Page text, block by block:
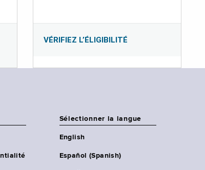
VÉRIFIEZ L’ÉLIGIBILITÉ
Sélectionner la langue
English
Español (Spanish)